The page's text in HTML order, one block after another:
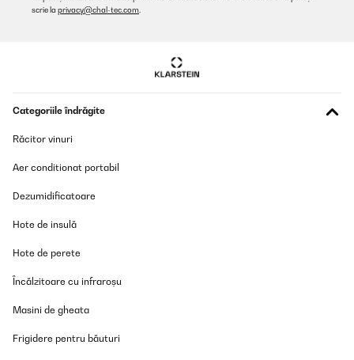
Utente Amazon
Traducere
Eine kleine Dulle an der Türkante ist drin. Vielleicht gibt es ja einen
Traducere
scrie la privacy@chal-tec.com
Categoriile îndrăgite
Răcitor vinuri
Aer conditionat portabil
Dezumidificatoare
Hote de insulă
Hote de perete
Încălzitoare cu infraroșu
Masini de gheata
Frigidere pentru băuturi